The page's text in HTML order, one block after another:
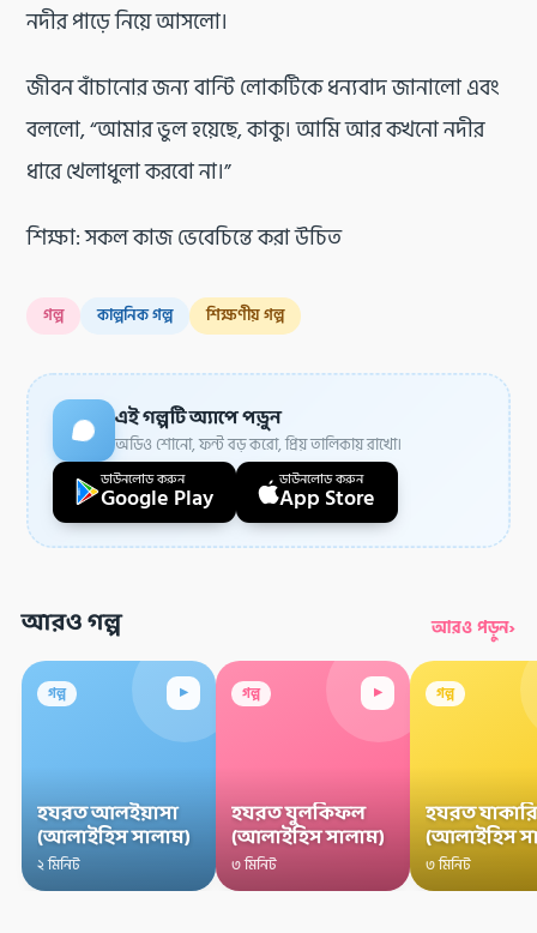
নদীর পাড়ে নিয়ে আসলো।
জীবন বাঁচানোর জন্য বান্টি লোকটিকে ধন্যবাদ জানালো এবং
বললো, “আমার ভুল হয়েছে, কাকু। আমি আর কখনো নদীর
ধারে খেলাধুলা করবো না।”
শিক্ষা: সকল কাজ ভেবেচিন্তে করা উচিত
গল্প কাল্পনিক গল্প শিক্ষণীয় গল্প
এই গল্পটি অ্যাপে পড়ুন
অডিও শোনো, ফন্ট বড় করো, প্রিয় তালিকায় রাখো।
ডাউনলোড করুন
Google Play
ডাউনলোড করুন
App Store
আরও গল্প আরও পড়ুন›
গল্প ▸
হযরত আলইয়াসা
(আলাইহিস সালাম)
২ মিনিট
গল্প ▸
হযরত যুলকিফল
(আলাইহিস সালাম)
৩ মিনিট
গল্প
হযরত
(আলাইহিস
৩ মিনিট